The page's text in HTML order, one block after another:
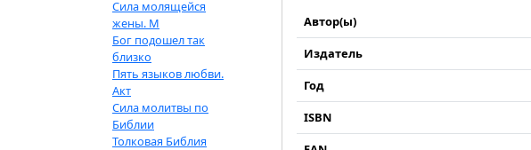
Сила молящейся
жены. М
Бог подошел так
близко
Пять языков любви.
Акт
Сила молитвы по
Библии
Толковая Библия
Автор(ы)
Издатель
Год
ISBN